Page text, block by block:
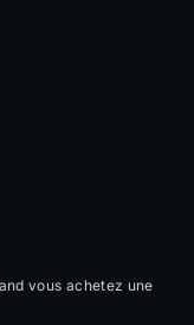
vous achetez une